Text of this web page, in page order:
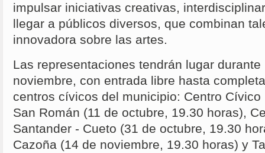
impulsar iniciativas creativas,
llegar a públicos diversos, que combinan
innovadora sobre las artes.
Las representaciones tendrán lugar
noviembre, con entrada libre hasta
centros cívicos del municipio: Centro
San Román (11 de octubre, 19.30 horas),
Santander - Cueto (31 de octubre, 19.30
Cazoña (14 de noviembre, 19.30 horas) y